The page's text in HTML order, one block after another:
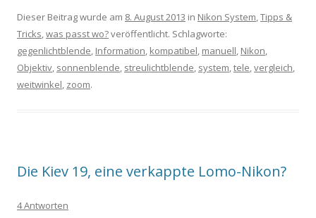
Dieser Beitrag wurde am 8. August 2013 in Nikon System,Tipps &
Tricks,was passt wo?veröffentlicht. Schlagworte:
gegenlichtblende, Information, kompatibel, manuell, Nikon,
Objektiv, sonnenblende, streulichtblende, system,tele,vergleich,
weitwinkel, zoom.
Die Kiev 19, eine verkappte Lomo-Nikon?
4 Antworten